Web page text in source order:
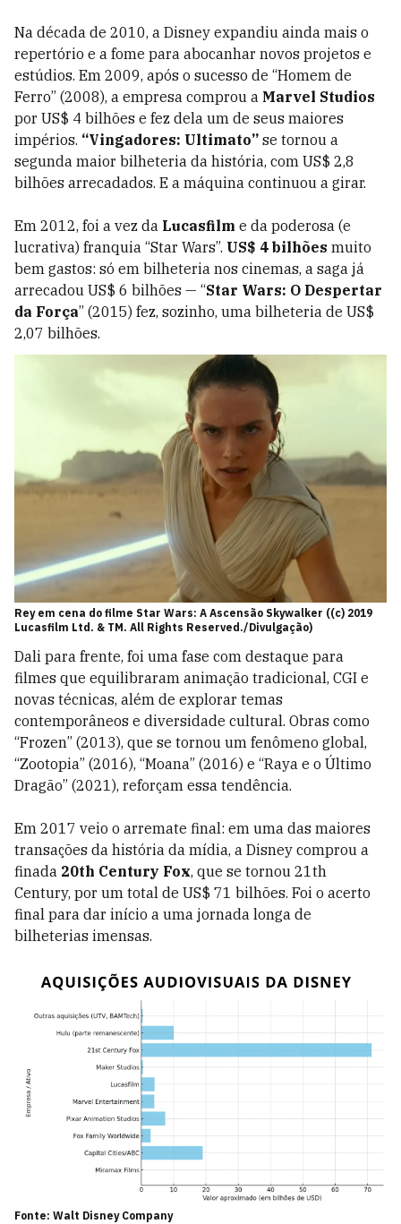
Na década de 2010, a Disney expandiu ainda mais o
repertório e a fome para abocanhar novos projetos e
estúdios. Em 2009, após o sucesso de “Homem de
Ferro” (2008), a empresa comprou a Marvel Studios
por US$ 4 bilhões e fez dela um de seus maiores
impérios. “Vingadores: Ultimato” se tornou a
segunda maior bilheteria da história, com US$ 2,8
bilhões arrecadados. E a máquina continuou a girar.
Em 2012, foi a vez da Lucasfilm e da poderosa (e
lucrativa) franquia “Star Wars”. US$ 4 bilhões muito
bem gastos: só em bilheteria nos cinemas, a saga já
arrecadou US$ 6 bilhões — “Star Wars: O Despertar
da Força” (2015) fez, sozinho, uma bilheteria de US$
2,07 bilhões.
Rey em cena do filme Star Wars: A Ascensão Skywalker ((c) 2019
Lucasfilm Ltd. & TM. All Rights Reserved./Divulgação)
Dali para frente, foi uma fase com destaque para
filmes que equilibraram animação tradicional, CGI e
novas técnicas, além de explorar temas
contemporâneos e diversidade cultural. Obras como
“Frozen” (2013), que se tornou um fenômeno global,
“Zootopia” (2016), “Moana” (2016) e “Raya e o Último
Dragão” (2021), reforçam essa tendência.
Em 2017 veio o arremate final: em uma das maiores
transações da história da mídia, a Disney comprou a
finada 20th Century Fox, que se tornou 21th
Century, por um total de US$ 71 bilhões. Foi o acerto
final para dar início a uma jornada longa de
bilheterias imensas.
Fonte: Walt Disney Company